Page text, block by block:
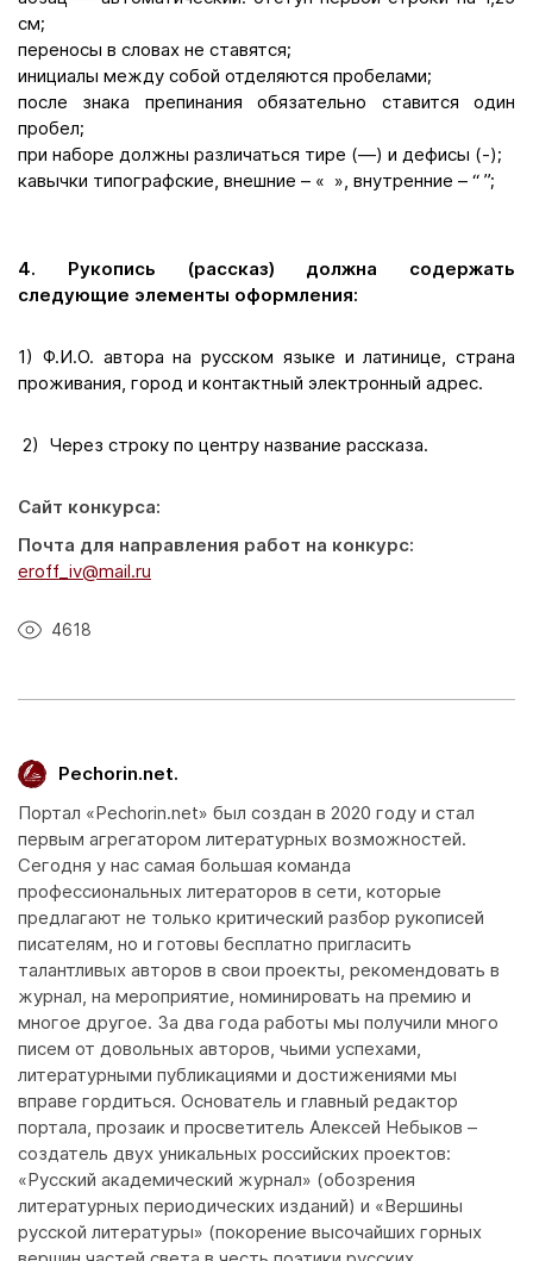
см;
переносы в словах не ставятся;
инициалы между собой отделяются пробелами;
после знака препинания обязательно ставится один
пробел;
при наборе должны различаться тире (—) и дефисы (-);
кавычки типографские, внешние – « », внутренние – “ ”;
4. Рукопись (рассказ) должна содержать
следующие элементы оформления:
1) Ф.И.О. автора на русском языке и латинице, страна
проживания, город и контактный электронный адрес.
2) Через строку по центру название рассказа.
Сайт конкурса:
Почта для направления работ на конкурс:
eroff_iv@mail.ru
4618
Pechorin.net.
Портал «Pechorin.net» был создан в 2020 году и стал
первым агрегатором литературных возможностей.
Сегодня у нас самая большая команда
профессиональных литераторов в сети, которые
предлагают не только критический разбор рукописей
писателям, но и готовы бесплатно пригласить
талантливых авторов в свои проекты, рекомендовать в
журнал, на мероприятие, номинировать на премию и
многое другое. За два года работы мы получили много
писем от довольных авторов, чьими успехами,
литературными публикациями и достижениями мы
вправе гордиться. Основатель и главный редактор
портала, прозаик и просветитель Алексей Небыков –
создатель двух уникальных российских проектов:
«Русский академический журнал» (обозрения
литературных периодических изданий) и «Вершины
русской литературы» (покорение высочайших горных